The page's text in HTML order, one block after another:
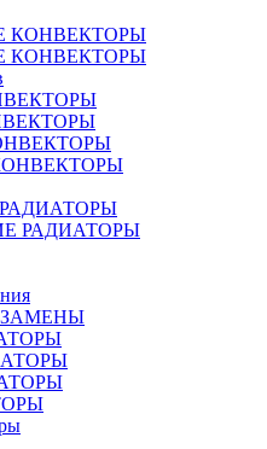
КОНВЕКТОРЫ
КОНВЕКТОРЫ
РАДИАТОРЫ